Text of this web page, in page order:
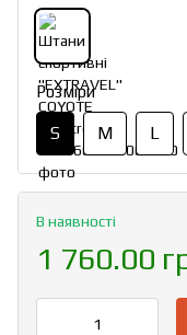
Розміри
S M L
В наявності
1 760.00